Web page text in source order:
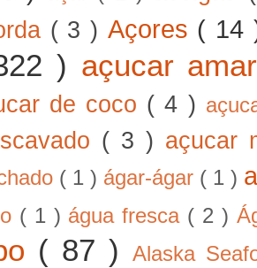
( 3 ) Açores (
) açucar
de coco ( 4 )
( 3 ) açucar
( 1 ) ágar-ágar ( 1 )
( 1 ) água fresca ( 2 )
( 87 )
Alaska